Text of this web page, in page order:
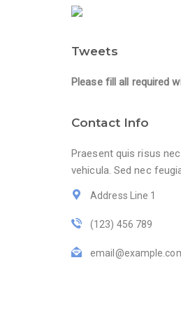
Tweets
Please fill all required
Contact Info
Praesent quis risus
vehicula. Sed nec
Address Line 1
(123) 456 789